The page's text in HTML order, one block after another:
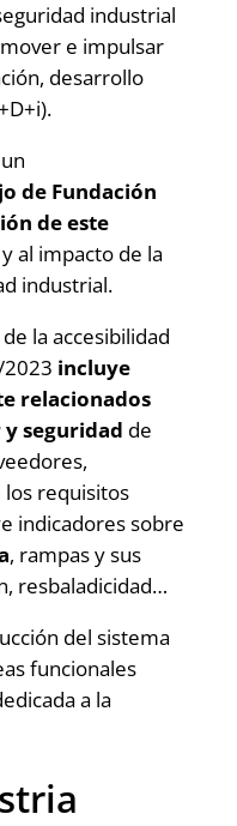
industrial
e impulsar
desarrollo
de Fundación
de este
y al impacto de la
industrial.
la accesibilidad
2023 incluye
relacionados
seguridad de
requisitos
indicadores sobre
, rampas y sus
resbaladicidad…
del sistema
funcionales
a la